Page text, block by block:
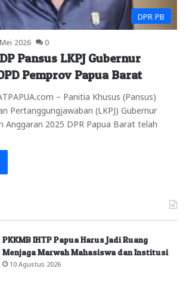
DPR PB
2026 0
Pansus LKPJ Gubernur
Pemprov Papua Barat
– Panitia Khusus (Pansus)
Pertanggungjawaban (LKPJ) Gubernur
Anggaran 2025 DPR Papua Barat telah
PKKMB IHTP Papua Harus Jadi Ruang
Menjaga Marwah Mahasiswa dan Institusi
10 Agustus 2026